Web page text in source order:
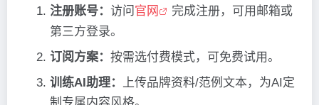
注册账号： 访问 官网
完成注册，可用邮箱或
第三方登录。
订阅方案： 按需选付费模式，可免费试用。
训练AI助理： 上传品牌资料/范例文本，为AI定